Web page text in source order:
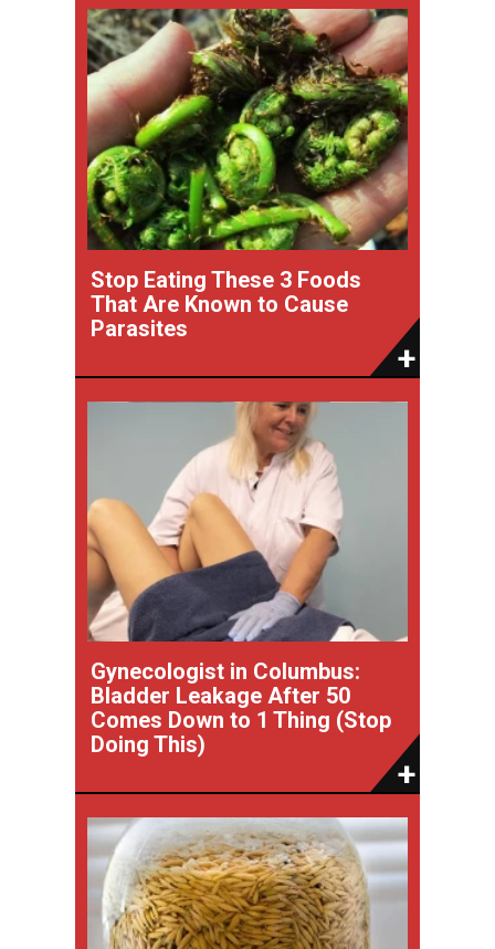
Stop Eating These 3 Foods
That Are Known to Cause
Parasites
Gynecologist in Columbus:
Bladder Leakage After 50
Comes Down to 1 Thing (Stop
Doing This)